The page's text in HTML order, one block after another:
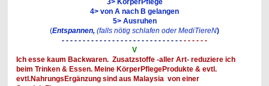
4> von A nach B gelangen
5> Ausruhen
(Entspannen, (falls nötig schlafen oder MediTiereN)
- - - - - - - - - - - - - - - - - - - - - - - - - - - - - - - - - - -
V
Ich esse kaum Backwaren. Zusatzstoffe -aller Art- reduziere ich
beim Trinken & Essen. Meine KörperPflegeProdukte & evtl.
evtl.NahrungsErgänzung sind aus Malaysia von einer